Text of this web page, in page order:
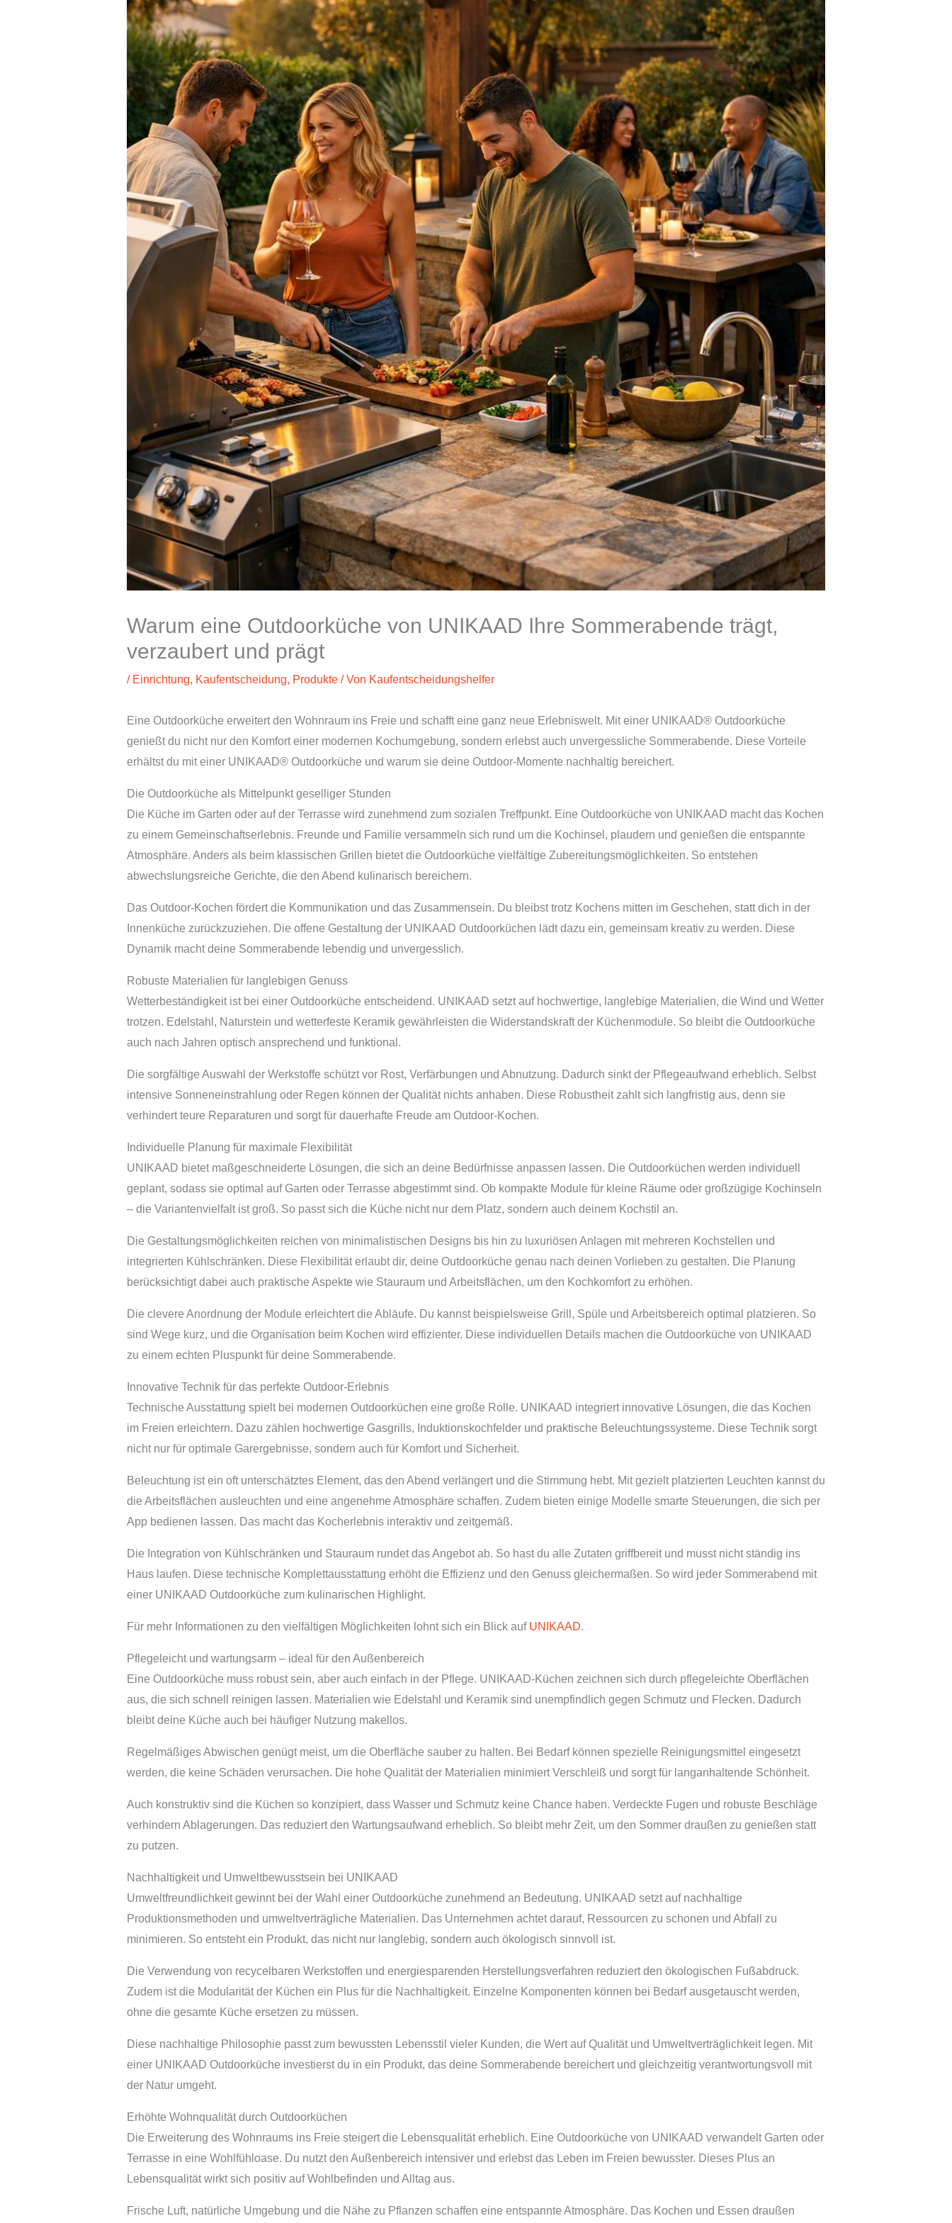
Warum eine Outdoorküche von UNIKAAD Ihre Sommerabende trägt,
verzaubert und prägt
/ Einrichtung, Kaufentscheidung, Produkte/ Von Kaufentscheidungshelfer
Eine Outdoorküche erweitert den Wohnraum ins Freie und schafft eine ganz neue Erlebniswelt. Mit einer UNIKAAD® Outdoorküche
genießt du nicht nur den Komfort einer modernen Kochumgebung, sondern erlebst auch unvergessliche Sommerabende. Diese Vorteile
erhältst du mit einer UNIKAAD® Outdoorküche und warum sie deine Outdoor-Momente nachhaltig bereichert.
Die Outdoorküche als Mittelpunkt geselliger Stunden
Die Küche im Garten oder auf der Terrasse wird zunehmend zum sozialen Treffpunkt. Eine Outdoorküche von UNIKAAD macht das Kochen
zu einem Gemeinschaftserlebnis. Freunde und Familie versammeln sich rund um die Kochinsel, plaudern und genießen die entspannte
Atmosphäre. Anders als beim klassischen Grillen bietet die Outdoorküche vielfältige Zubereitungsmöglichkeiten. So entstehen
abwechslungsreiche Gerichte, die den Abend kulinarisch bereichern.
Das Outdoor-Kochen fördert die Kommunikation und das Zusammensein. Du bleibst trotz Kochens mitten im Geschehen, statt dich in der
Innenküche zurückzuziehen. Die offene Gestaltung der UNIKAAD Outdoorküchen lädt dazu ein, gemeinsam kreativ zu werden. Diese
Dynamik macht deine Sommerabende lebendig und unvergesslich.
Robuste Materialien für langlebigen Genuss
Wetterbeständigkeit ist bei einer Outdoorküche entscheidend. UNIKAAD setzt auf hochwertige, langlebige Materialien, die Wind und Wetter
trotzen. Edelstahl, Naturstein und wetterfeste Keramik gewährleisten die Widerstandskraft der Küchenmodule. So bleibt die Outdoorküche
auch nach Jahren optisch ansprechend und funktional.
Die sorgfältige Auswahl der Werkstoffe schützt vor Rost, Verfärbungen und Abnutzung. Dadurch sinkt der Pflegeaufwand erheblich. Selbst
intensive Sonneneinstrahlung oder Regen können der Qualität nichts anhaben. Diese Robustheit zahlt sich langfristig aus, denn sie
verhindert teure Reparaturen und sorgt für dauerhafte Freude am Outdoor-Kochen.
Individuelle Planung für maximale Flexibilität
UNIKAAD bietet maßgeschneiderte Lösungen, die sich an deine Bedürfnisse anpassen lassen. Die Outdoorküchen werden individuell
geplant, sodass sie optimal auf Garten oder Terrasse abgestimmt sind. Ob kompakte Module für kleine Räume oder großzügige Kochinseln
– die Variantenvielfalt ist groß. So passt sich die Küche nicht nur dem Platz, sondern auch deinem Kochstil an.
Die Gestaltungsmöglichkeiten reichen von minimalistischen Designs bis hin zu luxuriösen Anlagen mit mehreren Kochstellen und
integrierten Kühlschränken. Diese Flexibilität erlaubt dir, deine Outdoorküche genau nach deinen Vorlieben zu gestalten. Die Planung
berücksichtigt dabei auch praktische Aspekte wie Stauraum und Arbeitsflächen, um den Kochkomfort zu erhöhen.
Die clevere Anordnung der Module erleichtert die Abläufe. Du kannst beispielsweise Grill, Spüle und Arbeitsbereich optimal platzieren. So
sind Wege kurz, und die Organisation beim Kochen wird effizienter. Diese individuellen Details machen die Outdoorküche von UNIKAAD
zu einem echten Pluspunkt für deine Sommerabende.
Innovative Technik für das perfekte Outdoor-Erlebnis
Technische Ausstattung spielt bei modernen Outdoorküchen eine große Rolle. UNIKAAD integriert innovative Lösungen, die das Kochen
im Freien erleichtern. Dazu zählen hochwertige Gasgrills, Induktionskochfelder und praktische Beleuchtungssysteme. Diese Technik sorgt
nicht nur für optimale Garergebnisse, sondern auch für Komfort und Sicherheit.
Beleuchtung ist ein oft unterschätztes Element, das den Abend verlängert und die Stimmung hebt. Mit gezielt platzierten Leuchten kannst du
die Arbeitsflächen ausleuchten und eine angenehme Atmosphäre schaffen. Zudem bieten einige Modelle smarte Steuerungen, die sich per
App bedienen lassen. Das macht das Kocherlebnis interaktiv und zeitgemäß.
Die Integration von Kühlschränken und Stauraum rundet das Angebot ab. So hast du alle Zutaten griffbereit und musst nicht ständig ins
Haus laufen. Diese technische Komplettausstattung erhöht die Effizienz und den Genuss gleichermaßen. So wird jeder Sommerabend mit
einer UNIKAAD Outdoorküche zum kulinarischen Highlight.
Für mehr Informationen zu den vielfältigen Möglichkeiten lohnt sich ein Blick auf UNIKAAD.
Pflegeleicht und wartungsarm – ideal für den Außenbereich
Eine Outdoorküche muss robust sein, aber auch einfach in der Pflege. UNIKAAD-Küchen zeichnen sich durch pflegeleichte Oberflächen
aus, die sich schnell reinigen lassen. Materialien wie Edelstahl und Keramik sind unempfindlich gegen Schmutz und Flecken. Dadurch
bleibt deine Küche auch bei häufiger Nutzung makellos.
Regelmäßiges Abwischen genügt meist, um die Oberfläche sauber zu halten. Bei Bedarf können spezielle Reinigungsmittel eingesetzt
werden, die keine Schäden verursachen. Die hohe Qualität der Materialien minimiert Verschleiß und sorgt für langanhaltende Schönheit.
Auch konstruktiv sind die Küchen so konzipiert, dass Wasser und Schmutz keine Chance haben. Verdeckte Fugen und robuste Beschläge
verhindern Ablagerungen. Das reduziert den Wartungsaufwand erheblich. So bleibt mehr Zeit, um den Sommer draußen zu genießen statt
zu putzen.
Nachhaltigkeit und Umweltbewusstsein bei UNIKAAD
Umweltfreundlichkeit gewinnt bei der Wahl einer Outdoorküche zunehmend an Bedeutung. UNIKAAD setzt auf nachhaltige
Produktionsmethoden und umweltverträgliche Materialien. Das Unternehmen achtet darauf, Ressourcen zu schonen und Abfall zu
minimieren. So entsteht ein Produkt, das nicht nur langlebig, sondern auch ökologisch sinnvoll ist.
Die Verwendung von recycelbaren Werkstoffen und energiesparenden Herstellungsverfahren reduziert den ökologischen Fußabdruck.
Zudem ist die Modularität der Küchen ein Plus für die Nachhaltigkeit. Einzelne Komponenten können bei Bedarf ausgetauscht werden,
ohne die gesamte Küche ersetzen zu müssen.
Diese nachhaltige Philosophie passt zum bewussten Lebensstil vieler Kunden, die Wert auf Qualität und Umweltverträglichkeit legen. Mit
einer UNIKAAD Outdoorküche investierst du in ein Produkt, das deine Sommerabende bereichert und gleichzeitig verantwortungsvoll mit
der Natur umgeht.
Erhöhte Wohnqualität durch Outdoorküchen
Die Erweiterung des Wohnraums ins Freie steigert die Lebensqualität erheblich. Eine Outdoorküche von UNIKAAD verwandelt Garten oder
Terrasse in eine Wohlfühloase. Du nutzt den Außenbereich intensiver und erlebst das Leben im Freien bewusster. Dieses Plus an
Lebensqualität wirkt sich positiv auf Wohlbefinden und Alltag aus.
Frische Luft, natürliche Umgebung und die Nähe zu Pflanzen schaffen eine entspannte Atmosphäre. Das Kochen und Essen draußen